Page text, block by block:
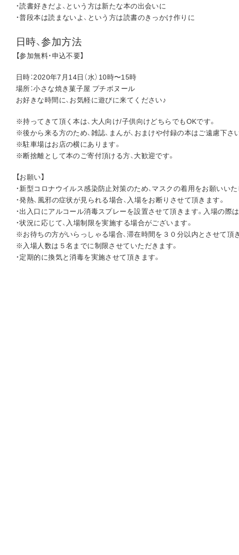
・読書好きだよ、という方は新たな本の出会いに
・普段本は読まないよ、という方は読書のきっかけ作りに
日時、参加方法
【参加無料・申込不要】
日時：2020年7月14日（水）10時〜15時
場所：小さな焼き菓子屋 プチボヌール
お好きな時間に、お気軽に遊びに来てください♪
※持ってきて頂く本は、大人向け/子供向けどちらでもOKです。
※後から来る方のため、雑誌、まんが、おまけや付録の本はご遠慮下さい
※駐車場はお店の横にあります。
※断捨離として本のご寄付頂ける方、大歓迎です。
【お願い】
・新型コロナウイルス感染防止対策のため、マスクの着用をお願いいた
・発熱、風邪の症状が見られる場合、入場をお断りさせて頂きます。
・出入口にアルコール消毒スプレーを設置させて頂きます。入場の際
・状況に応じて、入場制限を実施する場合がございます。
※お待ちの方がいらっしゃる場合、滞在時間を３０分以内とさせて頂き
※入場人数は５名までに制限させていただきます。
・定期的に換気と消毒を実施させて頂きます。